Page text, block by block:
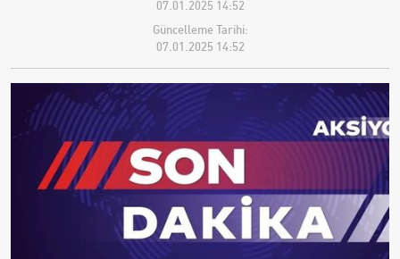
07.01.2025 14:52
Güncelleme Tarihi:
07.01.2025 14:52